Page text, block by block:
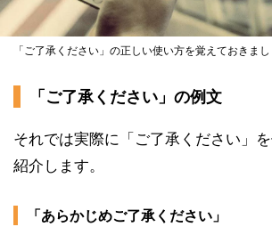
「ご了承ください」の正しい使い方を覚えておきまし
「ご了承ください」の例文
それでは実際に「ご了承ください」
紹介します。
「あらかじめご了承ください」